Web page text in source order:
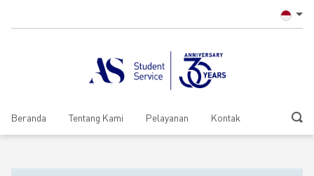
Beranda Tentang Kami Pelayanan Kontak